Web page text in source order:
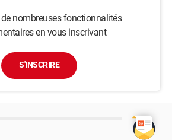
nombreuses fonctionnalités
en vous inscrivant
S'INSCRIRE